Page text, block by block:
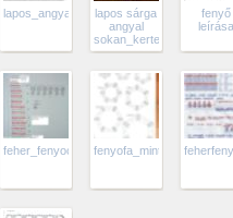
lapos_angyal_sargaban_1152554_1328
lapos sárga
angyal
fenyő
feher_fenyocske__mintaja_925579_33010